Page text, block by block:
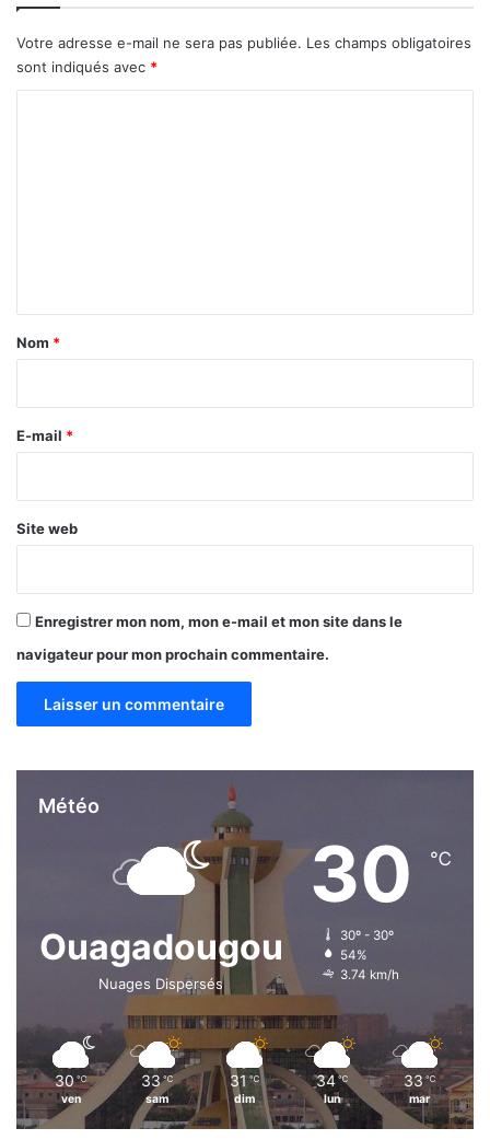
Votre adresse e-mail ne sera pas publiée. Les champs obligatoires
sont indiqués avec *
a
e
Nom *
E-mail *
Site web
Enregistrer mon nom, mon e-mail et mon site dans le
navigateur pour mon prochain commentaire.
Météo
Ouagadougou
Nuages Dispersés
30 ℃
30º - 30º
54%
3.74 km/h
30 ℃
ven
33 ℃
sam
31 ℃
dim
34 ℃
lun
33 ℃
mar